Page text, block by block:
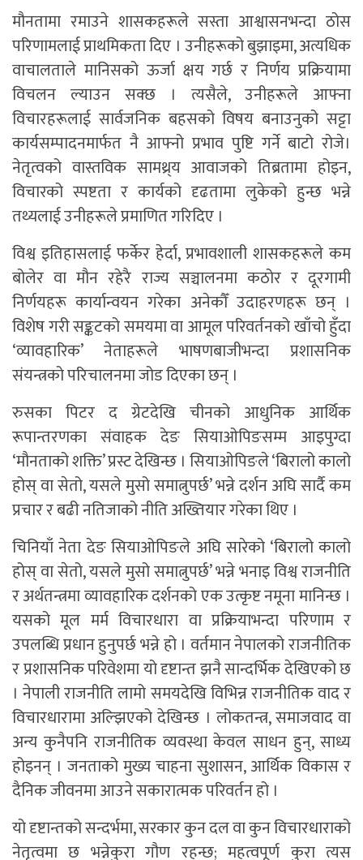
मौनतामा रमाउने शासकहरूले सस्ता आश्वासनभन्दा ठोस
परिणामलाई प्राथमिकता दिए । उनीहरूको बुझाइमा, अत्यधिक
वाचालताले मानिसको ऊर्जा क्षय गर्छ र निर्णय प्रक्रियामा
विचलन ल्याउन सक्छ । त्यसैले, उनीहरूले आफ्ना
विचारहरूलाई सार्वजनिक बहसको विषय बनाउनुको सट्टा
कार्यसम्पादनमार्फत नै आफ्नो प्रभाव पुष्टि गर्ने बाटो रोजे।
नेतृत्वको वास्तविक सामथ्र्य आवाजको तिब्रतामा होइन,
विचारको स्पष्टता र कार्यको दृढतामा लुकेको हुन्छ भन्ने
तथ्यलाई उनीहरूले प्रमाणित गरिदिए ।
विश्व इतिहासलाई फर्केर हेर्दा, प्रभावशाली शासकहरूले कम
बोलेर वा मौन रहेरै राज्य सञ्चालनमा कठोर र दूरगामी
निर्णयहरू कार्यान्वयन गरेका अनेकौँ उदाहरणहरू छन् ।
विशेष गरी सङ्कटको समयमा वा आमूल परिवर्तनको खाँचो हुँदा
‘व्यावहारिक’ नेताहरूले भाषणबाजीभन्दा प्रशासनिक
संयन्त्रको परिचालनमा जोड दिएका छन् ।
रुसका पिटर द ग्रेटदेखि चीनको आधुनिक आर्थिक
रूपान्तरणका संवाहक देङ सियाओपिङसम्म आइपुग्दा
‘मौनताको शक्ति’ प्रस्ट देखिन्छ । सियाओपिङले ‘बिरालो कालो
होस् वा सेतो, यसले मुसो समात्नुपर्छ’ भन्ने दर्शन अघि सार्दै कम
प्रचार र बढी नतिजाको नीति अख्तियार गरेका थिए ।
चिनियाँ नेता देङ सियाओपिङले अघि सारेको ‘बिरालो कालो
होस् वा सेतो, यसले मुसो समात्नुपर्छ’ भन्ने भनाइ विश्व राजनीति
र अर्थतन्त्रमा व्यावहारिक दर्शनको एक उत्कृष्ट नमूना मानिन्छ ।
यसको मूल मर्म विचारधारा वा प्रक्रियाभन्दा परिणाम र
उपलब्धि प्रधान हुनुपर्छ भन्ने हो । वर्तमान नेपालको राजनीतिक
र प्रशासनिक परिवेशमा यो दृष्टान्त झनै सान्दर्भिक देखिएको छ
। नेपाली राजनीति लामो समयदेखि विभिन्न राजनीतिक वाद र
विचारधारामा अल्झिएको देखिन्छ । लोकतन्त्र, समाजवाद वा
अन्य कुनैपनि राजनीतिक व्यवस्था केवल साधन हुन्, साध्य
होइनन् । जनताको मुख्य चाहना सुशासन, आर्थिक विकास र
दैनिक जीवनमा आउने सकारात्मक परिवर्तन हो ।
यो दृष्टान्तको सन्दर्भमा, सरकार कुन दल वा कुन विचारधाराको
नेतृत्वमा छ भन्नेकुरा गौण रहन्छ; महत्वपूर्ण कुरा त्यस